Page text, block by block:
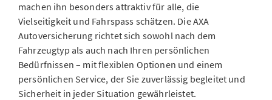
machen ihn besonders attraktiv für alle, die
Vielseitigkeit und Fahrspass schätzen. Die AXA
Autoversicherung richtet sich sowohl nach dem
Fahrzeugtyp als auch nach Ihren persönlichen
Bedürfnissen – mit flexiblen Optionen und einem
persönlichen Service, der Sie zuverlässig begleitet und
Sicherheit in jeder Situation gewährleistet.